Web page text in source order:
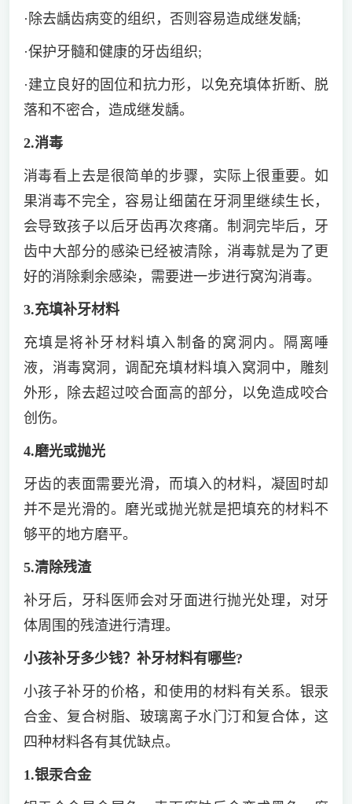
·除去龋齿病变的组织，否则容易造成继发龋;
·保护牙髓和健康的牙齿组织;
·建立良好的固位和抗力形，以免充填体折断、脱
落和不密合，造成继发龋。
2.消毒
消毒看上去是很简单的步骤，实际上很重要。如
果消毒不完全，容易让细菌在牙洞里继续生长，
会导致孩子以后牙齿再次疼痛。制洞完毕后，牙
齿中大部分的感染已经被清除，消毒就是为了更
好的消除剩余感染，需要进一步进行窝沟消毒。
3.充填补牙材料
充填是将补牙材料填入制备的窝洞内。隔离唾
液，消毒窝洞，调配充填材料填入窝洞中，雕刻
外形，除去超过咬合面高的部分，以免造成咬合
创伤。
4.磨光或抛光
牙齿的表面需要光滑，而填入的材料，凝固时却
并不是光滑的。磨光或抛光就是把填充的材料不
够平的地方磨平。
5.清除残渣
补牙后，牙科医师会对牙面进行抛光处理，对牙
体周围的残渣进行清理。
小孩补牙多少钱？补牙材料有哪些?
小孩子补牙的价格，和使用的材料有关系。银汞
合金、复合树脂、玻璃离子水门汀和复合体，这
四种材料各有其优缺点。
1.银汞合金